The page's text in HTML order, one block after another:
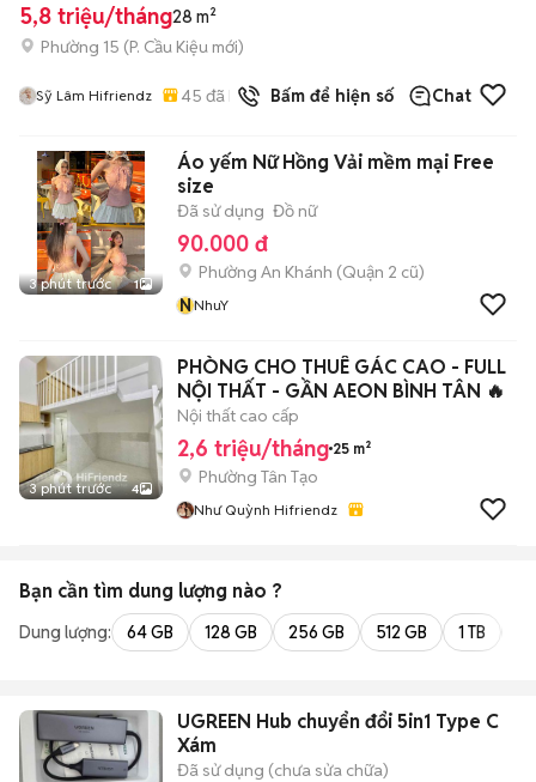
5,8 triệu/tháng28 m²
Phường 15 (P. Cầu Kiệu mới)
Sỹ Lâm Hifriendz 45 đã bán Bấm để hiện số Chat
3 phút trước 1
Áo yếm Nữ Hồng Vải mềm mại Free
size
Đã sử dụng Đồ nữ
90.000 đ
Phường An Khánh (Quận 2 cũ)
NNhuY
3 phút trước 4
PHÒNG CHO THUÊ GÁC CAO - FULL
NỘI THẤT - GẦN AEON BÌNH TÂN 🔥
Nội thất cao cấp
2,6 triệu/tháng 25 m²
Phường Tân Tạo
Như Quỳnh Hifriendz
Bạn cần tìm dung lượng nào ?
Dung lượng: 64 GB 128 GB 256 GB 512 GB 1 TB
UGREEN Hub chuyển đổi 5in1 Type C
Xám
Đã sử dụng (chưa sửa chữa)